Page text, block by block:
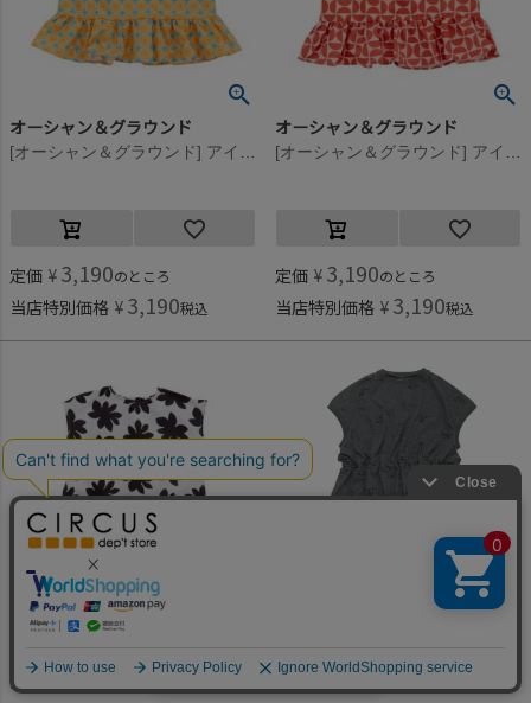
オーシャン＆グラウンド
定価 ¥ 3,190のところ
当店特別価格 ¥ 3,190税込
オーシャン＆グラウンド
定価 ¥ 3,190のところ
当店特別価格 ¥ 3,190税込
何かお探しですか？